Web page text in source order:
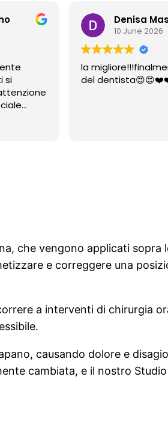
si
che
Denisa
10 June 2026
la
del
che vengono applicati
e correggere una
a interventi di chirurgia
causando dolore e
cambiata, e il nostro